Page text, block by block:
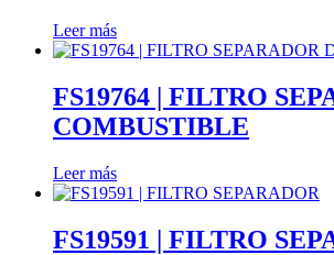
Leer más
FS19764 | FILTRO
COMBUSTIBLE
Leer más
FS19591 | FILTRO